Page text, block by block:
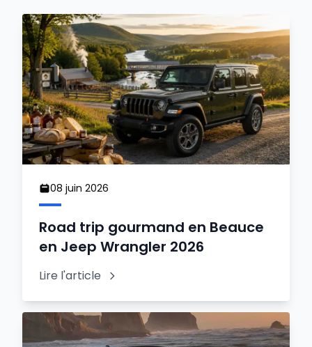
08 juin 2026
Road trip gourmand en Beauce
en Jeep Wrangler 2026
Lire l'article